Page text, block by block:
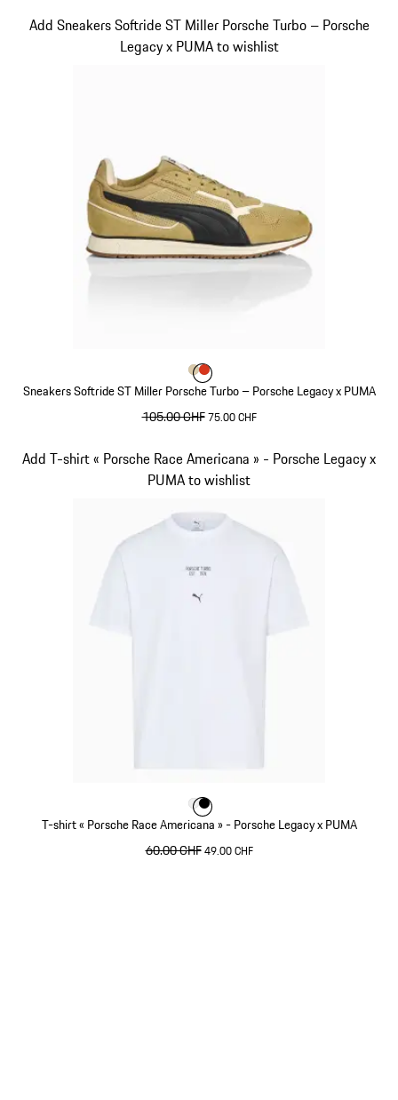
Sneakers Softride ST Miller Porsche Turbo – Porsche Legacy x PUMA
prix initial
105.00 CHFprix de vente
75.00 CHF
Add Sneakers Softride ST Miller Porsche Turbo – Porsche
Legacy x PUMA to wishlist
Diapositive 9 sur 10
Couleur
Couleur
Couleur
T-shirt « Porsche Race Americana » - Porsche Legacy x PUMA
prix initial
60.00 CHFprix de vente
49.00 CHF
Add T-shirt « Porsche Race Americana » - Porsche Legacy x
PUMA to wishlist
Diapositive 10 sur 10
Couleur
Couleur
Couleur